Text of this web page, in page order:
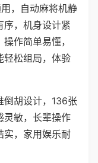
，自动麻将机静
序，机身设计紧
作简单易懂，
轻松组局，体验
倒胡设计，136张
灵敏，长辈操作
实，家用娱乐耐